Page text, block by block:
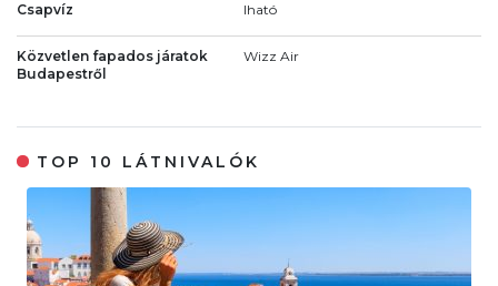
Csapvíz Iható
Közvetlen fapados járatok
Budapestről
Wizz Air
TOP 10 LÁTNIVALÓK